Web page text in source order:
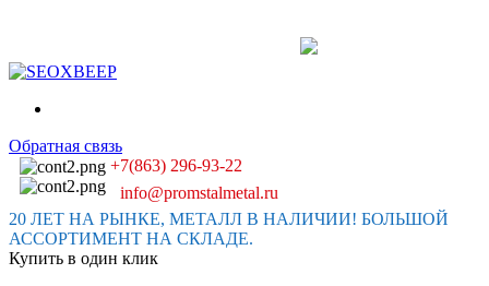
Обратная связь
+7(863) 296-93-22
info@promstalmetal.ru
20 ЛЕТ НА РЫНКЕ, МЕТАЛЛ В НАЛИЧИИ! БОЛЬШОЙ
АССОРТИМЕНТ НА СКЛАДЕ.
Купить в один клик